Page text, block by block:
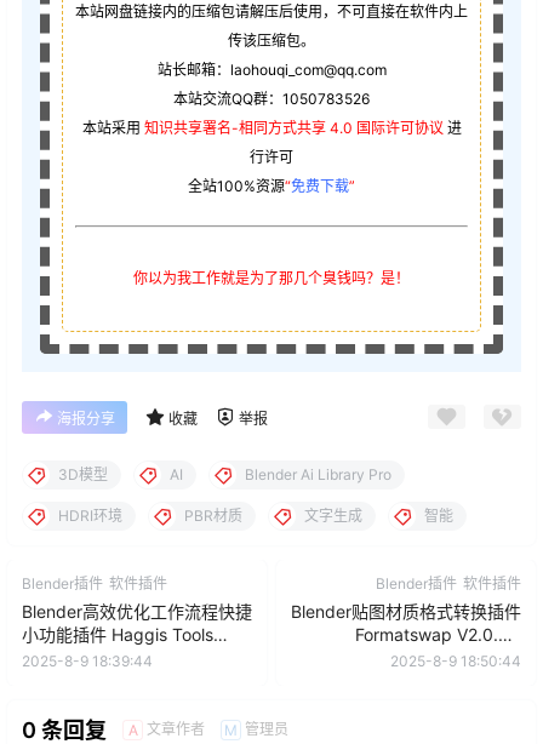
本站网盘链接内的压缩包请解压后使用，不可直接在软件内上
传该压缩包。
站长邮箱：laohouqi_com@qq.com
本站交流QQ群：1050783526
本站采用 知识共享署名-相同方式共享 4.0 国际许可协议 进
行许可
全站100%资源“免费下载”
你以为我工作就是为了那几个臭钱吗？是！
海报分享 收藏 举报
3D模型 AI Blender Ai Library Pro
HDRI环境 PBR材质 文字生成 智能
Blender插件 软件插件
Blender高效优化工作流程快捷
小功能插件 Haggis Tools
V1.1.5
2025-8-9 18:39:44
Blender插件 软件插件
Blender贴图材质格式转换插件
Formatswap V2.0.2 –
Texture Converter
2025-8-9 18:50:44
0 条回复 A 文章作者 M 管理员